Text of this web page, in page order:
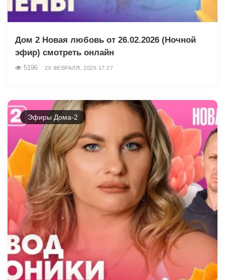
Дом 2 Новая любовь от 26.02.2026 (Ночной
эфир) смотреть онлайн
5196 26 ФЕВРАЛЯ, 2026 17:27
Эфиры Дома-2